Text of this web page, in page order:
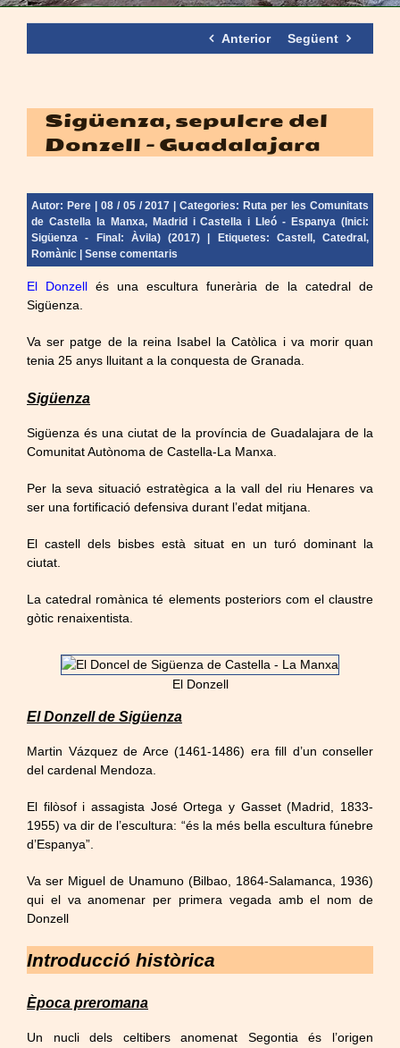
Anterior Següent
Sigüenza, sepulcre del
Donzell – Guadalajara
Autor: Pere| 08 / 05 / 2017 | Categories: Ruta per les Comunitats
de Castella la Manxa, Madrid i Castella i Lleó - Espanya (Inici:
Sigüenza - Final: Àvila) (2017) | Etiquetes: Castell , Catedral ,
Romànic
Sense comentaris
El Donzell és una escultura funerària de la catedral de
Sigüenza.
Va ser patge de la reina Isabel la Catòlica i va morir quan
tenia 25 anys lluitant a la conquesta de Granada.
Sigüenza
Sigüenza és una ciutat de la província de Guadalajara de la
Comunitat Autònoma de Castella-La Manxa.
Per la seva situació estratègica a la vall del riu Henares va
ser una fortificació defensiva durant l’edat mitjana.
El castell dels bisbes està situat en un turó dominant la
ciutat.
La catedral romànica té elements posteriors com el claustre
gòtic renaixentista.
El Donzell
El Donzell de Sigüenza
Martin Vázquez de Arce (1461-1486) era fill d’un conseller
del cardenal Mendoza.
El filòsof i assagista José Ortega y Gasset (Madrid, 1833-
1955) va dir de l’escultura: “és la més bella escultura fúnebre
d’Espanya”.
Va ser Miguel de Unamuno (Bilbao, 1864-Salamanca, 1936)
qui el va anomenar per primera vegada amb el nom de
Donzell
Introducció històrica
Època preromana
Un nucli dels celtibers anomenat Segontia és l’origen